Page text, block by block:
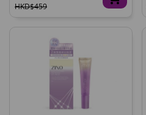
HKD$459